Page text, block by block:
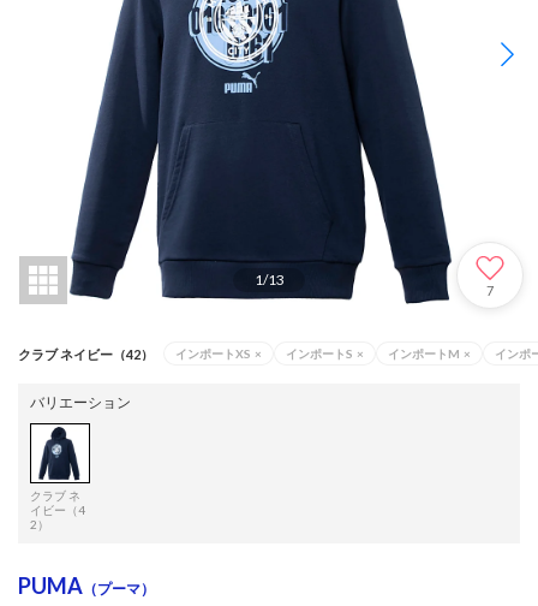
1/13
7
クラブ ネイビー（42） インポートXS × インポートS × インポートM × インポ
バリエーション
クラブ ネ
イビー（4
2）
PUMA （プーマ）